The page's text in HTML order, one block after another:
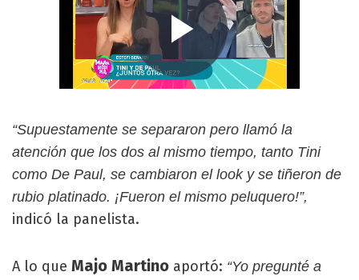
“Supuestamente se separaron pero llamó la
atención que los dos al mismo tiempo, tanto Tini
como De Paul, se cambiaron el look y se tiñeron de
rubio platinado. ¡Fueron el mismo peluquero!”,
indicó la panelista.
A lo que Majo Martino aportó: “Yo pregunté a